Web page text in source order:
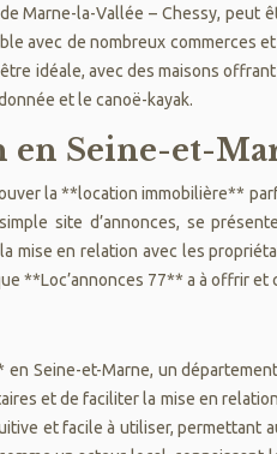
Marne-la-Vallée – Chessy, peut
avec de nombreux commerces
idéale, avec des maisons
et le canoë-kayak.
en Seine-et-
la **location immobilière**
site d’annonces, se
en relation avec les
**Loc’annonces 77** a à offrir
Seine-et-Marne, un
et de faciliter la mise en
et facile à utiliser, permettant